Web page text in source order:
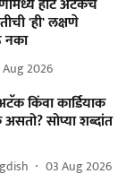
हार्ट अटॅकचे
'ही' लक्षणे
नका
2026
किंवा कार्डियाक
सोप्या शब्दांत
03 Aug 2026